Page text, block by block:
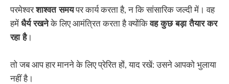
परमेश्वरशाश्वत समयपर कार्य करता है, न कि सांसारिक जल्दी में। वह
हमेंधैर्य रखनेके लिए आमंत्रित करता है क्योंकिवह कुछ बड़ा तैयार कर
रहा है।
तो जब आप हार मानने के लिए प्रेरित हों, याद रखें: उसने आपको भुलाया
नहीं है।